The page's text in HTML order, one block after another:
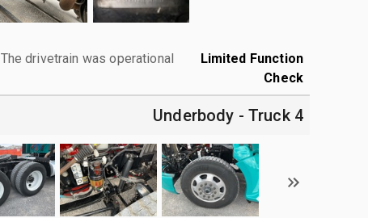
Limited Function
Check
The drivetrain was operational.
4 Underbody - Truck